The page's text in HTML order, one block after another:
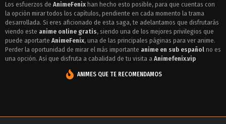
Episodio 23 - Choujikuu Yousai Macross
Episodio 22 - Choujikuu Yousai Macross
Episodio 21 - Choujikuu Yousai Macross
Episodio 20 - Choujikuu Yousai Macross
Episodio 19 - Choujikuu Yousai Macross
Episodio 17 - Choujikuu Yousai Macross
Los esfuerzos de AnimeFenix han hecho esto posible, para que cuentas con
la opción mirar todos los capítulos, pendiente en cada momento la trama
desarrollada. Si eres aficionado de esta saga, te adelantamos que disfrutarás
viendo este anime online gratis, siendo una de los mejores privilegios que
puede aportarte AnimeFenix, una de las principales páginas para ver anime.
Perder la oportunidad de mirar el más importante anime en sub español no es
una opción. Así que disfruta a cabalidad de tu visita a Animefenix.vip
ANIMES QUE TE RECOMENDAMOS